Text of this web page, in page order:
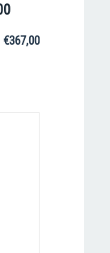
€367,00